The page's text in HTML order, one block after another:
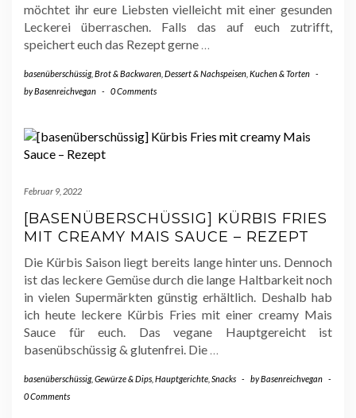
möchtet ihr eure Liebsten vielleicht mit einer gesunden
Leckerei überraschen. Falls das auf euch zutrifft,
speichert euch das Rezept gerne …
basenüberschüssig, Brot & Backwaren Dessert & Nachspeisen Kuchen & Torten -
byBasenreichvegan - 0 Comments
Februar 9, 2022
[BASENÜBERSCHÜSSIG] KÜRBIS FRIES
MIT CREAMY MAIS SAUCE – REZEPT
Die Kürbis Saison liegt bereits lange hinter uns. Dennoch
ist das leckere Gemüse durch die lange Haltbarkeit noch
in vielen Supermärkten günstig erhältlich. Deshalb hab
ich heute leckere Kürbis Fries mit einer creamy Mais
Sauce für euch. Das vegane Hauptgereicht ist
basenübschüssig & glutenfrei. Die …
basenüberschüssig, Gewürze & Dips Hauptgerichte Snacks - byBasenreichvegan -
0 Comments